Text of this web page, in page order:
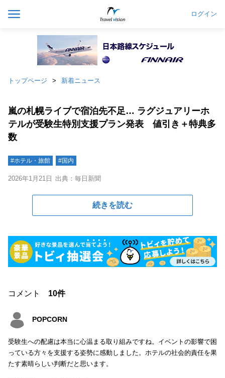
ログイン
トップページ 新着ニュース
嵐の札幌ライブで宿泊先不足… ラグジュアリーホ
テルが受験生特別支援プラン発表 値引き＋特典多
数
#ホテル・旅館 #国内
2026年1月21日 出典：毎日新聞
続きを読む
コメント 10件
POPCORN
受験生への配慮は本当に心温まる取り組みですね。イベントの影響で困
っている方々を支援する姿勢に感動しました。ホテルの社会的責任を果
たす素晴らしい判断だと思います。